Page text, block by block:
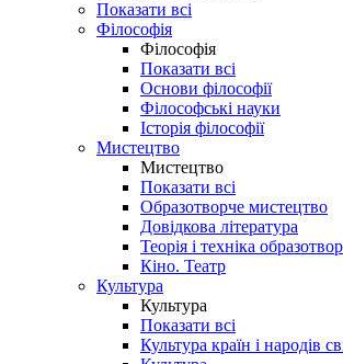
Показати всі
Філософія
Філософія
Показати всі
Основи філософії
Філософські науки
Історія філософії
Мистецтво
Мистецтво
Показати всі
Образотворче мистецтво
Довідкова література
Теорія і техніка
Кіно. Театр
Культура
Культура
Показати всі
Культура країн і народів